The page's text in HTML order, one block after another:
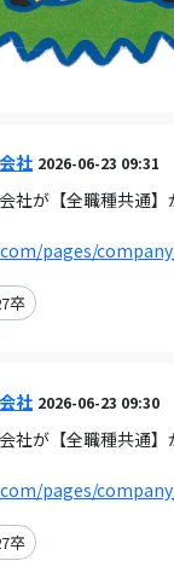
社 2026-06-23 09:31
社が【全職種共通
pages/
卒
社 2026-06-23 09:30
社が【全職種共通
pages/
卒